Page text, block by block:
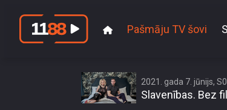
Pašmāju TV šovi
2021. gada 7. jūnijs,
Slavenības. Bez